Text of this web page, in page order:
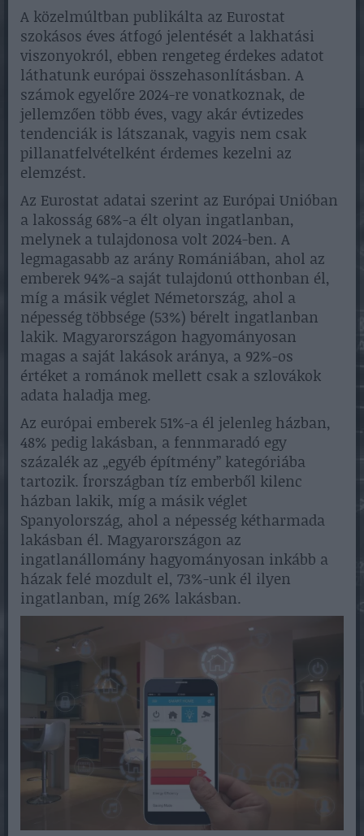
A közelmúltban publikálta az Eurostat
szokásos éves átfogó jelentését a lakhatási
viszonyokról, ebben rengeteg érdekes adatot
láthatunk európai összehasonlításban. A
számok egyelőre 2024-re vonatkoznak, de
jellemzően több éves, vagy akár évtizedes
tendenciák is látszanak, vagyis nem csak
pillanatfelvételként érdemes kezelni az
elemzést.
Az Eurostat adatai szerint az Európai Unióban
a lakosság 68%-a élt olyan ingatlanban,
melynek a tulajdonosa volt 2024-ben. A
legmagasabb az arány Romániában, ahol az
emberek 94%-a saját tulajdonú otthonban él,
míg a másik véglet Németország, ahol a
népesség többsége (53%) bérelt ingatlanban
lakik. Magyarországon hagyományosan
magas a saját lakások aránya, a 92%-os
értéket a románok mellett csak a szlovákok
adata haladja meg.
Az európai emberek 51%-a él jelenleg házban,
48% pedig lakásban, a fennmaradó egy
százalék az „egyéb építmény” kategóriába
tartozik. Írországban tíz emberből kilenc
házban lakik, míg a másik véglet
Spanyolország, ahol a népesség kétharmada
lakásban él. Magyarországon az
ingatlanállomány hagyományosan inkább a
házak felé mozdult el, 73%-unk él ilyen
ingatlanban, míg 26% lakásban.